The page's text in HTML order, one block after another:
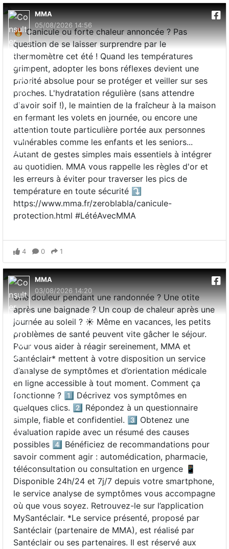
MMA
05/08/2026 14:56
🔥 Canicule ou forte chaleur annoncée ? Pas
question de se laisser surprendre par le
thermomètre cet été ! Quand les températures
grimpent, adopter les bons réflexes devient une
priorité absolue pour se protéger et veiller sur ses
proches. L'hydratation régulière (sans attendre
d'avoir soif !), le maintien de la fraîcheur à la maison
en fermant les volets en journée, ou encore une
attention toute particulière portée aux personnes
vulnérables comme les enfants et les seniors...
Autant de gestes simples mais essentiels à intégrer
au quotidien. MMA vous rappelle les règles d'or et
les erreurs à éviter pour traverser les pics de
température en toute sécurité ⤵️
https://www.mma.fr/zeroblabla/canicule-
protection.html #LétéAvecMMA
4 0 1
MMA
03/08/2026 14:20
Une douleur pendant une randonnée ? Une otite
après une baignade ? Un coup de chaleur après une
journée au soleil ? ☀️ Même en vacances, les petits
problèmes de santé peuvent vite gâcher le séjour.
Pour vous aider à réagir sereinement, MMA et
Santéclair* mettent à votre disposition un service
d’analyse de symptômes et d’orientation médicale
en ligne accessible à tout moment. Comment ça
fonctionne ? 1️⃣ Décrivez vos symptômes en
quelques clics. 2️⃣ Répondez à un questionnaire
simple, fiable et confidentiel. 3️⃣ Obtenez une
évaluation rapide avec un résumé des causes
possibles 4️⃣ Bénéficiez de recommandations pour
savoir comment agir : automédication, pharmacie,
téléconsultation ou consultation en urgence 📱
Disponible 24h/24 et 7j/7 depuis votre smartphone,
le service analyse de symptômes vous accompagne
où que vous soyez. Retrouvez-le sur l’application
MySantéclair. *Le service présenté, proposé par
Santéclair (partenaire de MMA), est réalisé par
Santéclair ou ses partenaires. Il est réservé aux